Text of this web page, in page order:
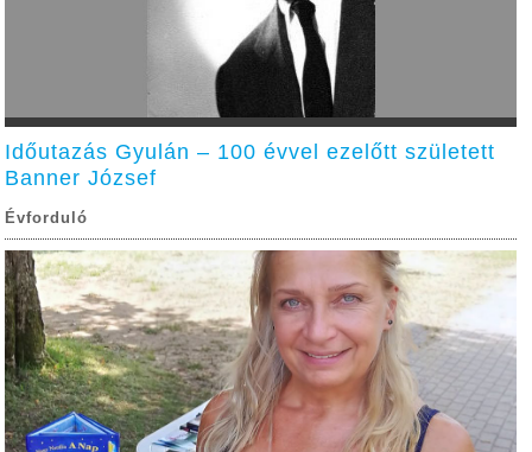
Időutazás Gyulán – 100 évvel ezelőtt született
Banner József
Évforduló